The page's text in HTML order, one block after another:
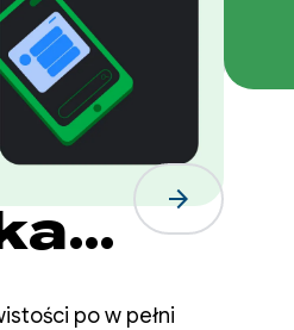
arrow_forward
po w pełni